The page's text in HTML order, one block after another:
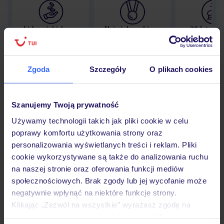
Zgoda Szczegóły O plikach cookies
Szanujemy Twoją prywatność
Używamy technologii takich jak pliki cookie w celu
poprawy komfortu użytkowania strony oraz
personalizowania wyświetlanych treści i reklam. Pliki
cookie wykorzystywane są także do analizowania ruchu
na naszej stronie oraz oferowania funkcji mediów
społecznościowych. Brak zgody lub jej wycofanie może
negatywnie wpłynąć na niektóre funkcje strony.
Klikając „Zezwól na wszystkie” wyrażasz zgodę na
Lider niskich cen
Największe biuro
30 lat w
Hotel
Opinie
Pokoje